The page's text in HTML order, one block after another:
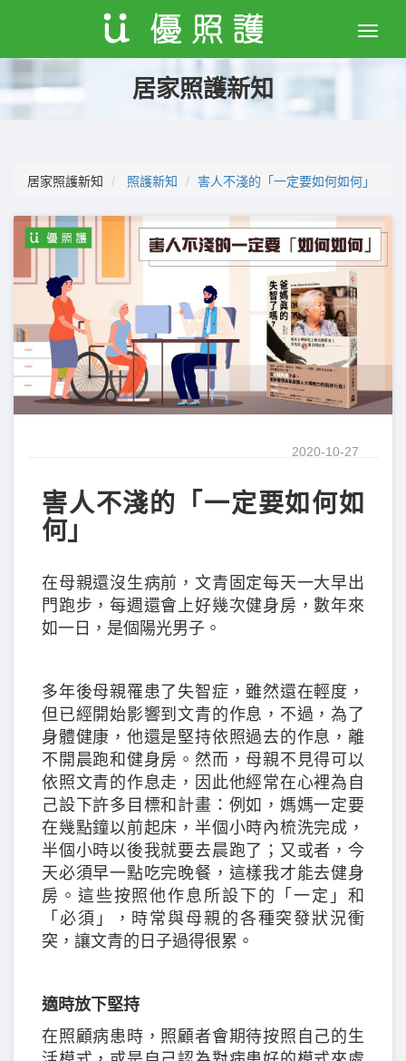
Toggle
居家照護新知
居家照護新知 照護新知 害人不淺的「一定要如何如何」
2020-10-27
害人不淺的「一定要如何如
何」
在母親還沒生病前，文青固定每天一大早出
門跑步，每週還會上好幾次健身房，數年來
如一日，是個陽光男子。
多年後母親罹患了失智症，雖然還在輕度，
但已經開始影響到文青的作息，不過，為了
身體健康，他還是堅持依照過去的作息，離
不開晨跑和健身房。然而，母親不見得可以
依照文青的作息走，因此他經常在心裡為自
己設下許多目標和計畫：例如，媽媽一定要
在幾點鐘以前起床，半個小時內梳洗完成，
半個小時以後我就要去晨跑了；又或者，今
天必須早一點吃完晚餐，這樣我才能去健身
房。這些按照他作息所設下的「一定」和
「必須」，時常與母親的各種突發狀況衝
突，讓文青的日子過得很累。
適時放下堅持
在照顧病患時，照顧者會期待按照自己的生